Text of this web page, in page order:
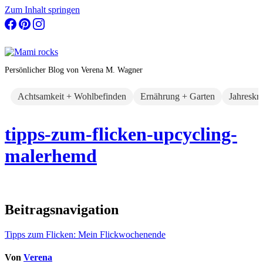
Zum Inhalt springen
Persönlicher Blog von Verena M. Wagner
Achtsamkeit + Wohlbefinden Ernährung + Garten
tipps-zum-flicken-upcycling-
malerhemd
Beitragsnavigation
Tipps zum Flicken: Mein Flickwochenende
Von Verena